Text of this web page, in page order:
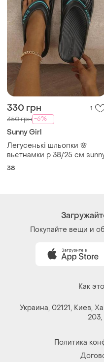
330 грн 1
350 грн -6%
Sunny Girl
Легусенькі шльопки 🌸
вьєтнамки р 38/25 см
38
Покупайте вещи и
Как
Украина, 02121, Киев,
203,
Политика